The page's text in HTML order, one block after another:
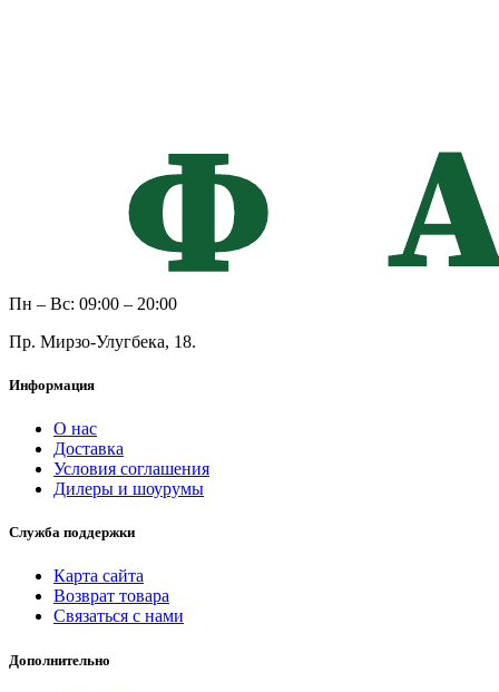
Пн – Вс: 09:00 – 20:00
Пр. Мирзо-Улугбека, 18.
Информация
О нас
Доставка
Условия соглашения
Дилеры и шоурумы
Служба поддержки
Карта сайта
Возврат товара
Связаться с нами
Дополнительно